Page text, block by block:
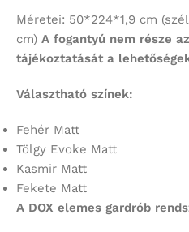
Méretei: 50*224*1,9 cm
cm) A fogantyú nem része
tájékoztatását a
Választható színek:
Fehér Matt
Tölgy Evoke Matt
Kasmir Matt
Fekete Matt
A DOX elemes gardrób